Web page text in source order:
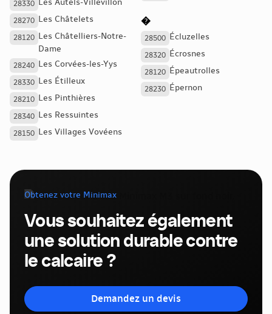
28330 Les Autels-Villevillon
28270 Les Châtelets
28120
Les Châtelliers-Notre-
Dame
28240 Les Corvées-les-Yys
28330 Les Étilleux
28210 Les Pinthières
28340 Les Ressuintes
28150 Les Villages Vovéens
�
28500 Écluzelles
28320 Écrosnes
28120 Épeautrolles
28230 Épernon
Obtenez votre Minimax
Vous souhaitez également
une solution durable contre
le calcaire ?
Demandez un devis